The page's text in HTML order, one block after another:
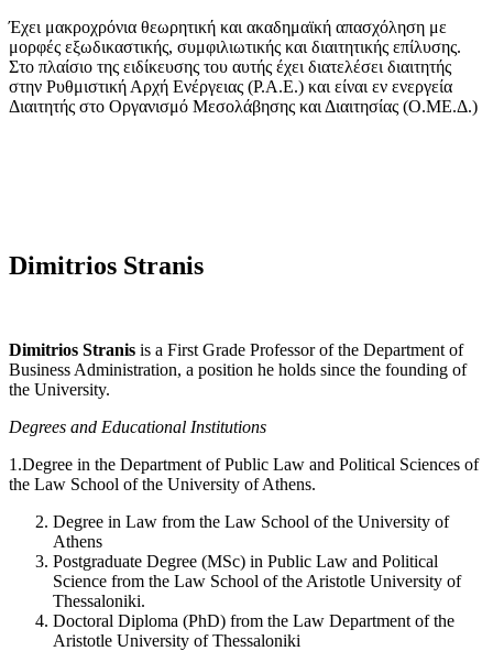
Έχει μακροχρόνια θεωρητική και ακαδημαϊκή απασχόληση με
μορφές εξωδικαστικής, συμφιλιωτικής και διαιτητικής επίλυσης.
Στο πλαίσιο της ειδίκευσης του αυτής έχει διατελέσει διαιτητής
στην Ρυθμιστική Αρχή Ενέργειας (Ρ.Α.Ε.) και είναι εν ενεργεία
Διαιτητής στο Οργανισμό Μεσολάβησης και Διαιτησίας (Ο.ΜΕ.Δ.)
Dimitrios Stranis
Dimitrios Stranis is a First Grade Professor of the Department of
Business Administration, a position he holds since the founding of
the University.
Degrees and Educational Institutions
1.Degree in the Department of Public Law and Political Sciences of
the Law School of the University of Athens.
Degree in Law from the Law School of the University of
Athens
Postgraduate Degree (MSc) in Public Law and Political
Science from the Law School of the Aristotle University of
Thessaloniki.
Doctoral Diploma (PhD) from the Law Department of the
Aristotle University of Thessaloniki